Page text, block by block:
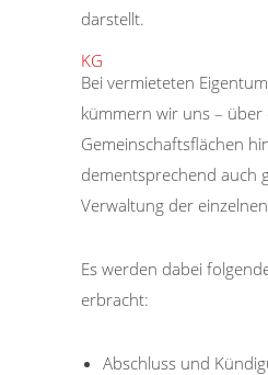
darstellt.
Bei vermieteten
kümmern wir uns –
Gemeinschaftsflächen
dementsprechend auch
Verwaltung der
Es werden dabei
erbracht:
Abschluss und